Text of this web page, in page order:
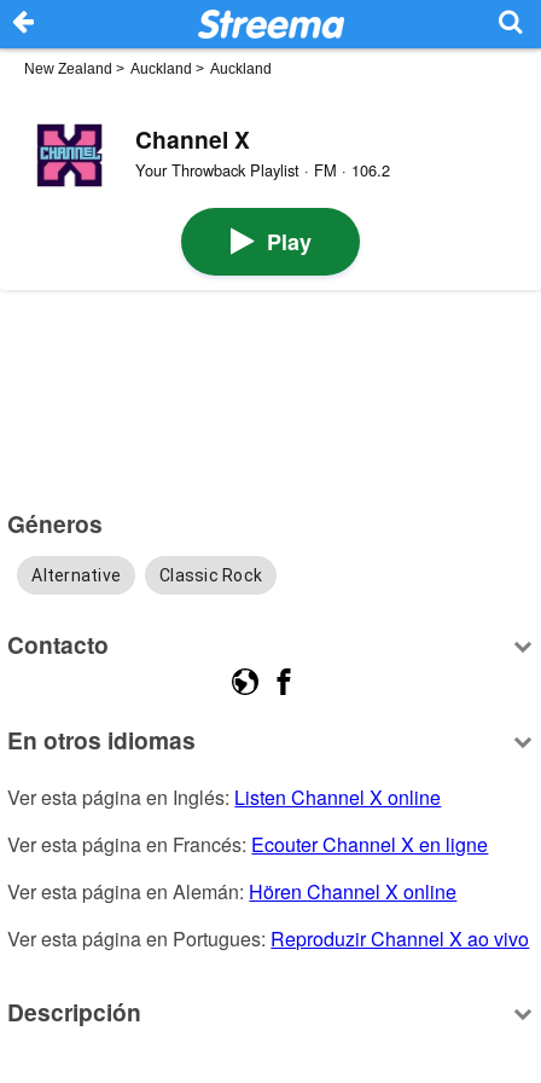
New Zealand > Auckland > Auckland
Channel X
Your Throwback Playlist · FM · 106.2
Play
Géneros
Alternative Classic Rock
Contacto
En otros idiomas
Ver esta página en Inglés: Listen Channel X online
Ver esta página en Francés: Ecouter Channel X en ligne
Ver esta página en Alemán: Hören Channel X online
Ver esta página en Portugues: Reproduzir Channel X ao vivo
Descripción